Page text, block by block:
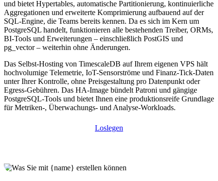
und bietet Hypertables, automatische Partitionierung, kontinuierliche
Aggregationen und erweiterte Komprimierung aufbauend auf der
SQL-Engine, die Teams bereits kennen. Da es sich im Kern um
PostgreSQL handelt, funktionieren alle bestehenden Treiber, ORMs,
BI-Tools und Erweiterungen – einschließlich PostGIS und
pg_vector – weiterhin ohne Änderungen.
Das Selbst-Hosting von TimescaleDB auf Ihrem eigenen VPS hält
hochvolumige Telemetrie, IoT-Sensorströme und Finanz-Tick-Daten
unter Ihrer Kontrolle, ohne Preisgestaltung pro Datenpunkt oder
Egress-Gebühren. Das HA-Image bündelt Patroni und gängige
PostgreSQL-Tools und bietet Ihnen eine produktionsreife Grundlage
für Metriken-, Überwachungs- und Analyse-Workloads.
Loslegen